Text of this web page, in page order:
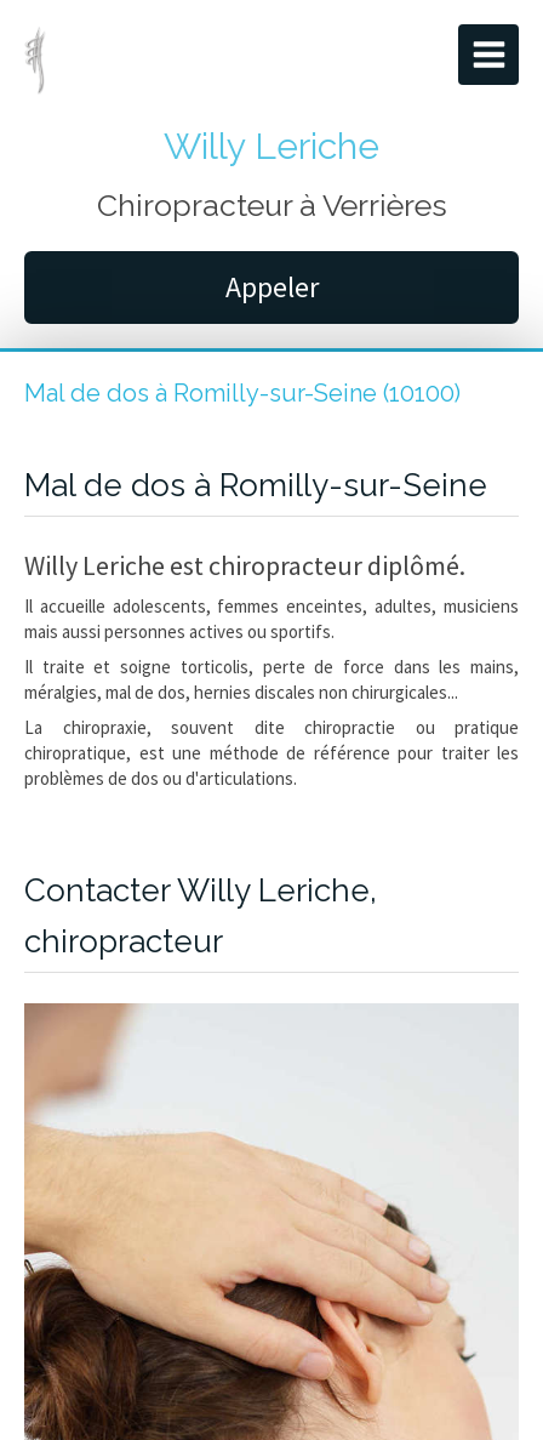
Willy Leriche
Chiropracteur à Verrières
Appeler
Mal de dos à Romilly-sur-Seine (10100)
Mal de dos à Romilly-sur-Seine
Willy Leriche est chiropracteur diplômé.
Il accueille adolescents, femmes enceintes, adultes, musiciens
mais aussi personnes actives ou sportifs.
Il traite et soigne torticolis, perte de force dans les mains,
méralgies, mal de dos, hernies discales non chirurgicales...
La chiropraxie, souvent dite chiropractie ou pratique
chiropratique, est une méthode de référence pour traiter les
problèmes de dos ou d'articulations.
Contacter Willy Leriche,
chiropracteur